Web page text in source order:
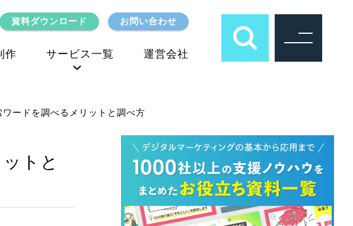
資料ダウンロード お問い合わせ
作 サービス一覧 運営会社
ードを調べるメリットと調べ方
トと